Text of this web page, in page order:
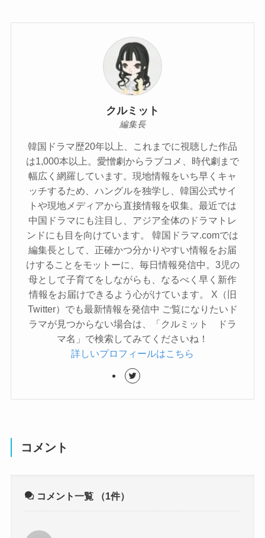
クルミット
編集長
韓国ドラマ歴20年以上、これまでに視聴した作品
は1,000本以上。愛憎劇からラブコメ、時代劇まで
幅広く網羅しています。現地情報をいち早くキャ
ッチするため、ハングルを独学し、韓国公式サイ
トや現地メディアから直接情報を収集。最近では
中国ドラマにも注目し、アジア全体のドラマトレ
ンドにも目を向けています。 韓国ドラマ.comでは
編集長として、正確かつ分かりやすい情報をお届
けすることをモットーに、毎日情報発信中。3児の
母として子育てをしながらも、なるべく早く新作
情報をお届けできるよう心がけています。 X（旧
Twitter）でも最新情報を発信中 ご覧になりたいド
ラマが見つからない場合は、「クルミット ドラ
マ名」で検索してみてくださいね！
詳しいプロフィールはこちら
コメント
コメント一覧 （1件）